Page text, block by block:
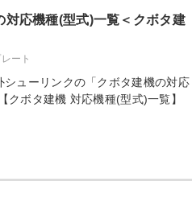
応機種(型式)一覧＜クボタ建
ート
ューリンクの「クボタ建機の対応
ボタ建機 対応機種(型式)一覧】